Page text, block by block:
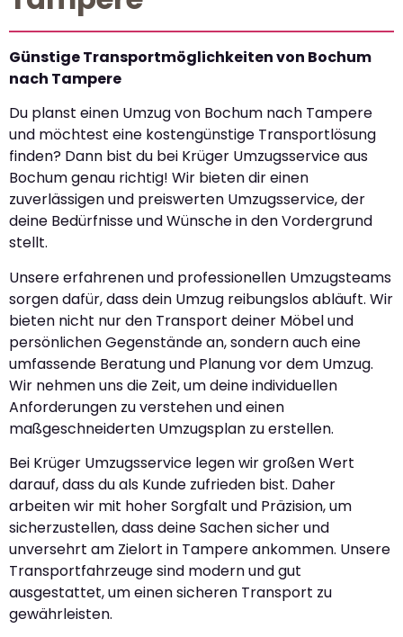
Günstige Transportmöglichkeiten von Bochum
nach Tampere
Du planst einen Umzug von Bochum nach Tampere
und möchtest eine kostengünstige Transportlösung
finden? Dann bist du bei Krüger Umzugsservice aus
Bochum genau richtig! Wir bieten dir einen
zuverlässigen und preiswerten Umzugsservice, der
deine Bedürfnisse und Wünsche in den Vordergrund
stellt.
Unsere erfahrenen und professionellen Umzugsteams
sorgen dafür, dass dein Umzug reibungslos abläuft. Wir
bieten nicht nur den Transport deiner Möbel und
persönlichen Gegenstände an, sondern auch eine
umfassende Beratung und Planung vor dem Umzug.
Wir nehmen uns die Zeit, um deine individuellen
Anforderungen zu verstehen und einen
maßgeschneiderten Umzugsplan zu erstellen.
Bei Krüger Umzugsservice legen wir großen Wert
darauf, dass du als Kunde zufrieden bist. Daher
arbeiten wir mit hoher Sorgfalt und Präzision, um
sicherzustellen, dass deine Sachen sicher und
unversehrt am Zielort in Tampere ankommen. Unsere
Transportfahrzeuge sind modern und gut
ausgestattet, um einen sicheren Transport zu
gewährleisten.